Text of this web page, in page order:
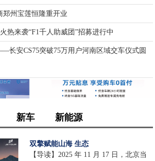
郑州宝莲恒隆重开业
热来袭“F1千人助威团”招募进行中
长安CS75突破75万用户河南区域交车仪式圆
新车 新能源
双擎赋能山海 生态
【导读】2025 年 11 月 17 日，北京当